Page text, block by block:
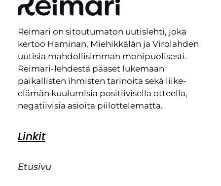
Reimari on sitoutumaton uutislehti, joka
kertoo Haminan, Miehikkälän ja Virolahden
uutisia mahdollisimman monipuolisesti.
Reimari-lehdestä pääset lukemaan
paikallisten ihmisten tarinoita sekä liike-
elämän kuulumisia positiivisella otteella,
negatiivisia asioita piilottelematta.
Linkit
Etusivu